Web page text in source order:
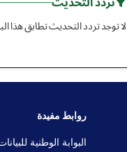
لا توجد تردد التحديث تطابق هذا
روابط مفيدة
البوابة الوطنية